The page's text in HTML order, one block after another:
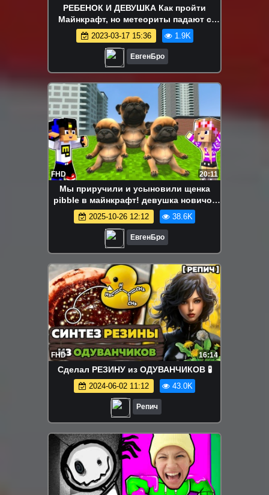
РЕБЕНОК И ДЕВУШКА Как пройти
Майнкрафт, но метеориты падают с
неба каждую секунду ! ВИДЕО
MINECRAFT
2023-03-17 15:36 1.9K
ЕвгенБро
FHD 20:11
Мы приручили и усыновили щенка
pibble в майнкрафт! девушка новичок
видео minecraft
2025-10-26 12:12 38.6K
ЕвгенБро
FHD 16:14
Сделал РЕЗИНУ из ОДУВАНЧИКОВ 🧪
2024-06-02 11:12 43.0K
Репич